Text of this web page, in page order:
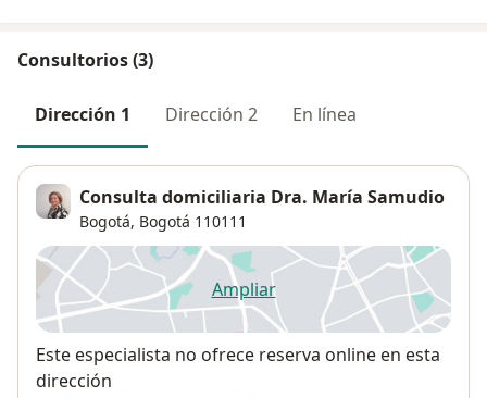
Consultorios (3)
Dirección 1 Dirección 2 En línea
Consulta domiciliaria Dra. María Samudio
Bogotá, Bogotá 110111
Ampliarse abre en una nueva
Disponibilidad
Este especialista no ofrece reserva online en esta
dirección